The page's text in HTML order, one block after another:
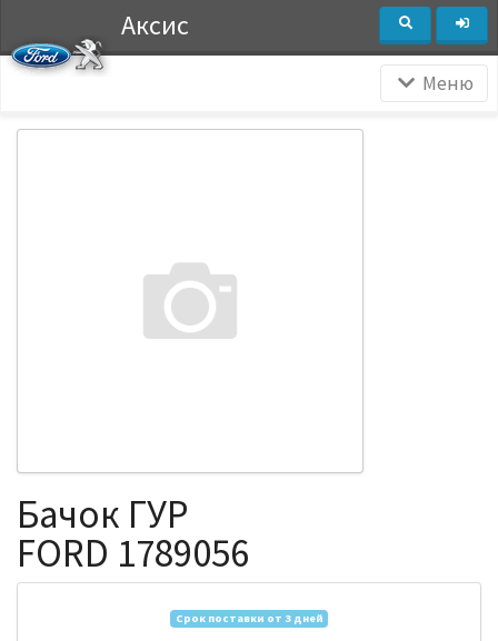
Аксис
Меню
Бачок ГУР
FORD 1789056
Срок поставки от 3 дней